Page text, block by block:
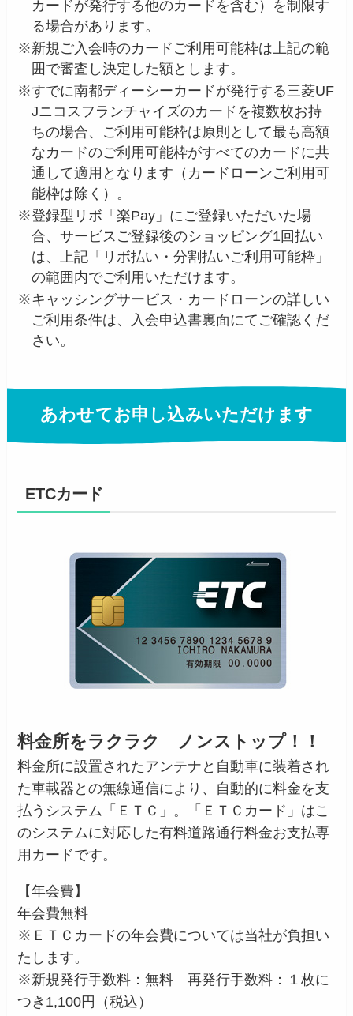
カードが発行する他のカードを含む）を制限す
る場合があります。
※新規ご入会時のカードご利用可能枠は上記の範
囲で審査し決定した額とします。
※すでに南都ディーシーカードが発行する三菱UF
Jニコスフランチャイズのカードを複数枚お持
ちの場合、ご利用可能枠は原則として最も高額
なカードのご利用可能枠がすべてのカードに共
通して適用となります（カードローンご利用可
能枠は除く）。
※登録型リボ「楽Pay」にご登録いただいた場
合、サービスご登録後のショッピング1回払い
は、上記「リボ払い・分割払いご利用可能枠」
の範囲内でご利用いただけます。
※キャッシングサービス・カードローンの詳しい
ご利用条件は、入会申込書裏面にてご確認くだ
さい。
あわせてお申し込みいただけます
ETCカード
料金所をラクラク ノンストップ！！
料金所に設置されたアンテナと自動車に装着され
た車載器との無線通信により、自動的に料金を支
払うシステム「ＥＴＣ」。「ＥＴＣカード」はこ
のシステムに対応した有料道路通行料金お支払専
用カードです。
【年会費】
年会費無料
※ＥＴＣカードの年会費については当社が負担い
たします。
※新規発行手数料：無料 再発行手数料：１枚に
つき1,100円（税込）